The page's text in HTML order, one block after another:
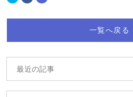
一覧へ戻る
最近の記事